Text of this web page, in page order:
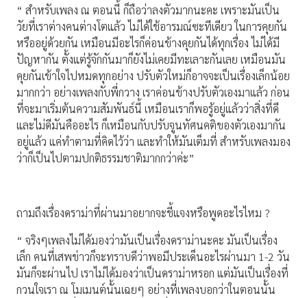
“ สำหรับเพลง ณ ตอนนี้ ก็ถือว่าลงตัวมากนะคะ เพราะมันเป็น
วัยที่เราต่างคนต่างโตแล้ว ไม่ได้ใช้อารมณ์ซะทีเดียว ในการคุยกัน
หรืออยู่ด้วยกัน เหมือนมีอะไรก็ค่อนข้างคุยกันได้ทุกเรื่อง ไม่ได้มี
ปัญหากัน ตั้งแต่รู้จักกันมาก็ยังไม่เคยมีทะเลาะกันเลย เหมือนมัน
คุยกันเข้าใจไปหมดทุกอย่าง ปรับตัวใหม่ก็อาจจะเป็นเรื่องเล็กน้อย
มากกว่า อย่างเพลงกับพี่กวาง เราค่อนข้างปรับตัวเองมาแล้ว ก่อน
ที่จะมาเริ่มต้นความสัมพันธ์นี้ เหมือนเราก็พอรู้อยู่แล้วว่าสิ่งที่ดี
และไม่ดีมันคืออะไร ก็เหมือนกับปรับจูนทัศนคติของตัวเองมากัน
อยู่แล้ว แค่ทำตามที่คิดไว้ว่า และทำให้มันเต็มที่ สำหรับเพลงมอง
ว่าก็เป็นไปตามปกติธรรมชาติมากกว่าค่ะ”
ถามถึงเรื่องดราม่าที่ผ่านมาอยากจะชี้แจงหรือพูดอะไรไหม ?
“ จริงๆเพลงไม่ได้มองว่ามันเป็นเรื่องดราม่านะคะ มันเป็นเรื่อง
เล็ก คนที่เสพข่าวก็จะทราบดีว่าพอมีประเด็นอะไรผ่านมา 1-2 วัน
มันก็จะผ่านไป เราไม่ได้มองว่าเป็นดราม่าหรอก แต่มันเป็นเรื่องที่
กวนใจเรา ณ โมเมนต์นั้นเฉยๆ อย่างที่เพลงบอกว่าในตอนนั้น